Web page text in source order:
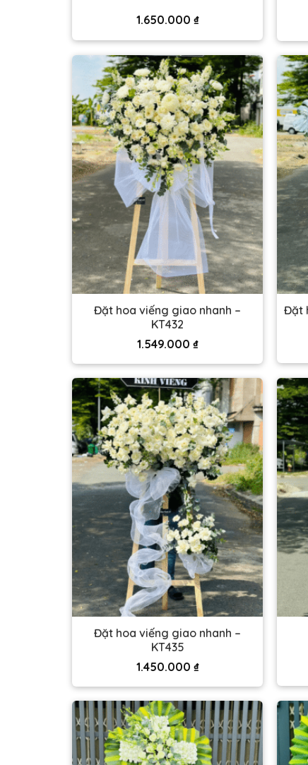
1.650.000 ₫
Đặt hoa viếng giao nhanh –
KT432
1.549.000 ₫
Đặt
Đặt hoa viếng giao nhanh –
KT435
1.450.000 ₫